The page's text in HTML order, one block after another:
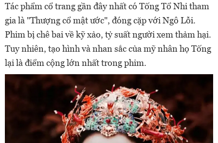
Tác phẩm cổ trang gần đây nhất có Tống Tổ Nhi tham
gia là "Thượng cổ mật ước", đóng cặp với Ngô Lỗi.
Phim bị chê bai về kỹ xảo, tỷ suất người xem thảm hại.
Tuy nhiên, tạo hình và nhan sắc của mỹ nhân họ Tống
lại là điểm cộng lớn nhất trong phim.